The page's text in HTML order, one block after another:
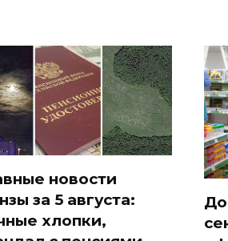
новости
за 5 августа:
хлопки,
До